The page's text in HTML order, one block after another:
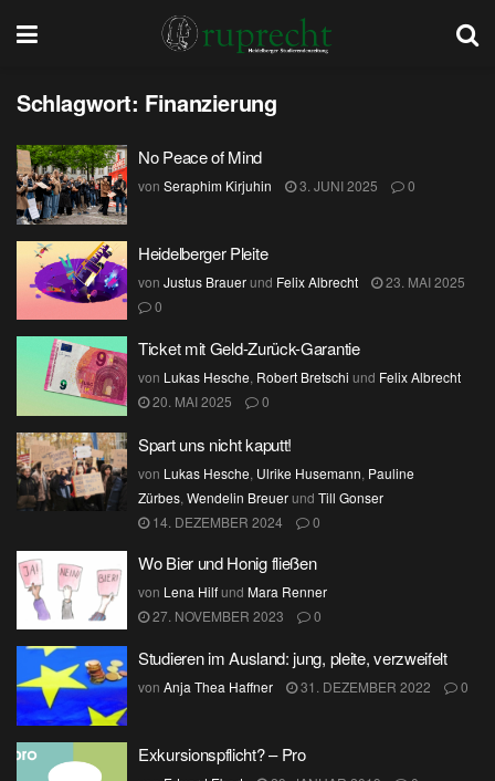
Schlagwort: Finanzierung
No Peace of Mind
von Seraphim Kirjuhin 3. JUNI 2025 0
Heidelberger Pleite
von Justus Brauerund Felix Albrecht
23. MAI 2025
0
Ticket mit Geld-Zurück-Garantie
von Lukas Hesche, Robert Bretschi und Felix Albrecht
20. MAI 2025
0
Spart uns nicht kaputt!
von Lukas Hesche, Ulrike Husemann, Pauline
Zürbes, Wendelin Breuerund Till Gonser
14. DEZEMBER 2024
0
Wo Bier und Honig fließen
von Lena Hilfund Mara Renner
27. NOVEMBER 2023
0
Studieren im Ausland: jung, pleite, verzweifelt
von Anja Thea Haffner 31. DEZEMBER 2022 0
Exkursionspflicht? – Pro